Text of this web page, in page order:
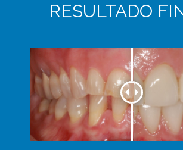
RESULTADO